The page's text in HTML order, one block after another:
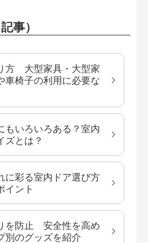
事）
方 大型家具・大型家
車椅子の利用に必要な
もいろいろある？室内
ズとは？
に彩る室内ドア選び方
イント
を防止 安全性を高め
別のグッズを紹介